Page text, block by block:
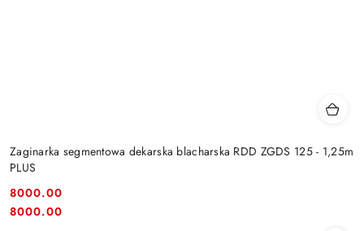
Zaginarka segmentowa dekarska blacharska RDD ZGDS 125 - 1,25m
PLUS
Cena:
8000.00
Cena:
8000.00